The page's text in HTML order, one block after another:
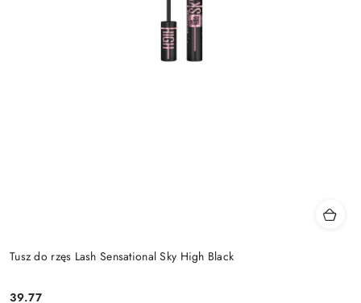
Tusz do rzęs Lash Sensational Sky High Black
39.77